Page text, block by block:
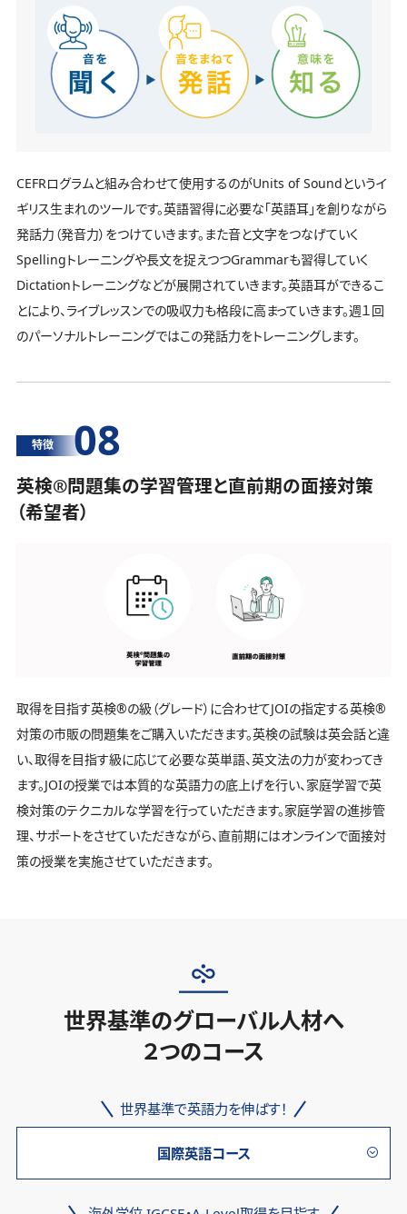
CEFRログラムと組み合わせて使用するのがUnits of Soundというイ
ギリス生まれのツールです。英語習得に必要な「英語耳」を創りながら
発話力（発音力）をつけていきます。また音と文字をつなげていく
Spellingトレーニングや長文を捉えつつGrammarも習得していく
Dictationトレーニングなどが展開されていきます。英語耳ができるこ
とにより、ライブレッスンでの吸収力も格段に高まっていきます。週１回
のパーソナルトレーニングではこの発話力をトレーニングします。
特徴 08
英検®️問題集の学習管理と直前期の面接対策
（希望者）
取得を目指す英検®️の級（グレード）に合わせてJOIの指定する英検®️
対策の市販の問題集をご購入いただきます。英検の試験は英会話と違
い、取得を目指す級に応じて必要な英単語、英文法の力が変わってき
ます。JOIの授業では本質的な英語力の底上げを行い、家庭学習で英
検対策のテクニカルな学習を行っていただきます。家庭学習の進捗管
理、サポートをさせていただきながら、直前期にはオンラインで面接対
策の授業を実施させていただきます。
世界基準のグローバル人材へ
２つのコース
世界基準で英語力を伸ばす！
国際英語コース